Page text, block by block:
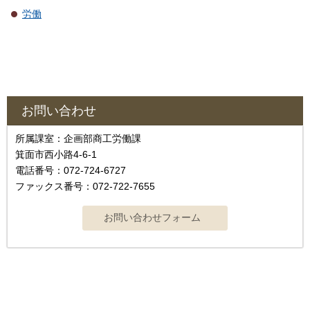
労働
お問い合わせ
所属課室：企画部商工労働課
箕面市西小路4-6-1
電話番号：072-724-6727
ファックス番号：072-722-7655